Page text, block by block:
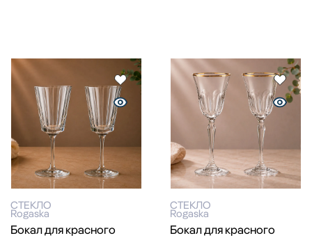
СТЕКЛО
Rogaska
Бокал для красного
СТЕКЛО
Rogaska
Бокал для красного